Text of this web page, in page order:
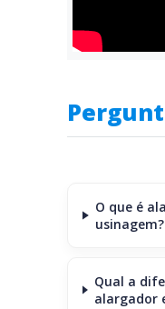
O que é
usinagem?
Qual a
alargador